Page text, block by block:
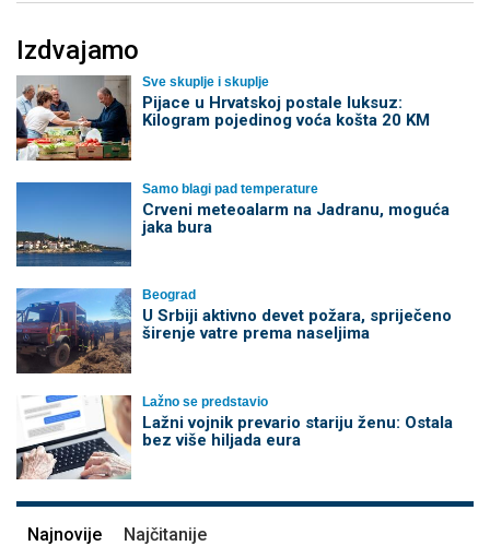
Izdvajamo
Sve skuplje i skuplje
Pijace u Hrvatskoj postale luksuz:
Kilogram pojedinog voća košta 20 KM
Samo blagi pad temperature
Crveni meteoalarm na Jadranu, moguća
jaka bura
Beograd
U Srbiji aktivno devet požara, spriječeno
širenje vatre prema naseljima
Lažno se predstavio
Lažni vojnik prevario stariju ženu: Ostala
bez više hiljada eura
Najnovije Najčitanije